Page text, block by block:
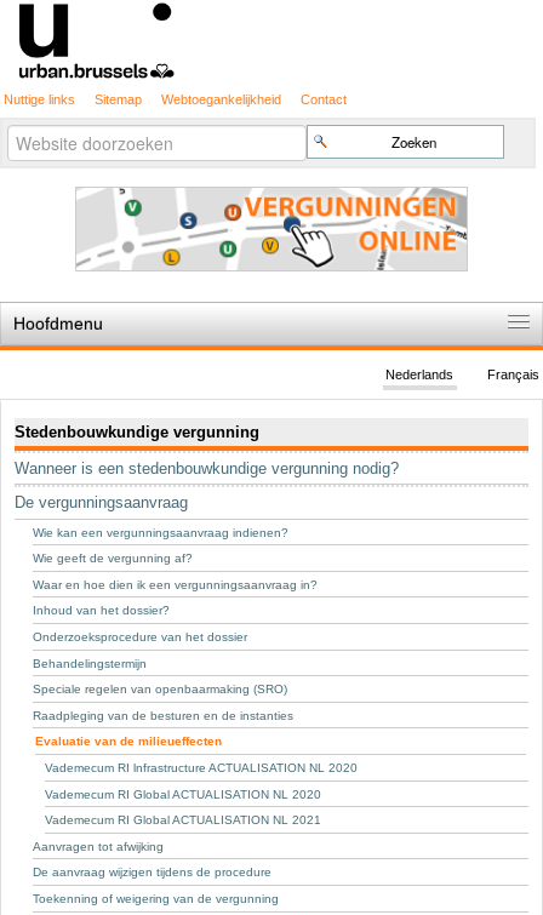
Nuttige links Sitemap Webtoegankelijkheid Contact
Zoek
Geavanceerd
zoeken...
Hoofdmenu
De spelregels
Stedenbouwkundige vergunning
Cartografie
Studies en publicaties
Sleutelwoorden
Stedenbouwkundige inlichtingen
Français
Nederlands
Stedenbouwkundige vergunning
Wanneer is een stedenbouwkundige vergunning nodig?
De vergunningsaanvraag
Wie kan een vergunningsaanvraag indienen?
Wie geeft de vergunning af?
Waar en hoe dien ik een vergunningsaanvraag in?
Inhoud van het dossier?
Onderzoeksprocedure van het dossier
Behandelingstermijn
Speciale regelen van openbaarmaking (SRO)
Raadpleging van de besturen en de instanties
Evaluatie van de milieueffecten
Vademecum RI lnfrastructure ACTUALISATION NL 2020
Vademecum RI Global ACTUALISATION NL 2020
Vademecum RI Global ACTUALISATION NL 2021
Aanvragen tot afwijking
De aanvraag wijzigen tijdens de procedure
Toekenning of weigering van de vergunning